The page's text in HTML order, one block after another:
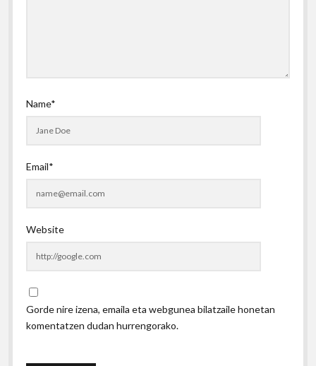
Name*
Email*
Website
Gorde nire izena, emaila eta webgunea bilatzaile honetan
komentatzen dudan hurrengorako.